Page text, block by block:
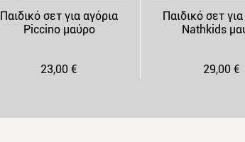
Παιδικό σετ για αγόρια
Piccino μαύρο
23,00 €
Παιδικό σετ
Nathkids
29,00 €